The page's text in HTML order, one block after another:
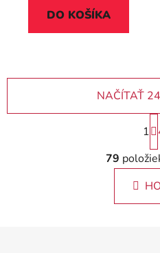
DO KOŠÍKA
O
v
l
á
NAČÍTAŤ
S
t
r
á
n
k
1
79